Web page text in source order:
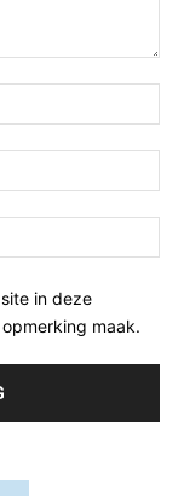
in deze
maak.